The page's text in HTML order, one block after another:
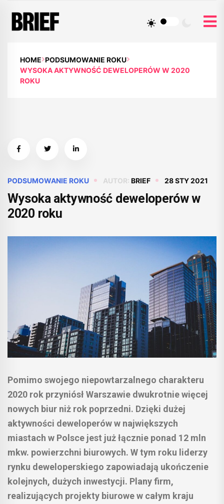
HOME PODSUMOWANIE ROKU
WYSOKA AKTYWNOŚĆ DEWELOPERÓW W 2020
ROKU
PODSUMOWANIE ROKU AUTOR: BRIEF 28 STY 2021
Wysoka aktywność deweloperów w
2020 roku
Pomimo swojego niepowtarzalnego charakteru
2020 rok przyniósł Warszawie dwukrotnie więcej
nowych biur niż rok poprzedni. Dzięki dużej
aktywności deweloperów w największych
miastach w Polsce jest już łącznie ponad 12 mln
mkw. powierzchni biurowych. W tym roku liderzy
rynku deweloperskiego zapowiadają ukończenie
kolejnych, dużych inwestycji. Plany firm,
realizujących projekty biurowe w całym kraju